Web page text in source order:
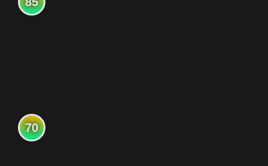
70